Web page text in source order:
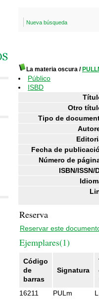
Nueva búsqueda
La materia oscura /
Público
ISBD
Otro
Tipo de
Fecha de
Número de
ISBN/ISSN/
Reserva
Reservar este
Ejemplares(1)
Código
de
barras
Signatura
16211
PULm